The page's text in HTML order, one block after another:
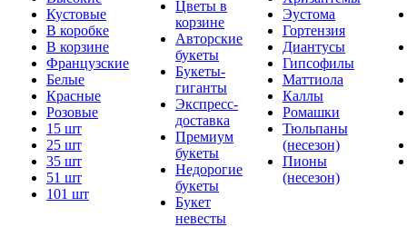
Кустовые
В коробке
В корзине
Французские
Белые
Красные
Розовые
15 шт
25 шт
35 шт
51 шт
101 шт
Цветы в
корзине
Авторские
букеты
Букеты-
гиганты
Экспресс-
доставка
Премиум
букеты
Недорогие
букеты
Букет
невесты
Эустома
Гортензия
Диантусы
Гипсофилы
Маттиола
Каллы
Ромашки
Тюльпаны
(несезон)
Пионы
(несезон)